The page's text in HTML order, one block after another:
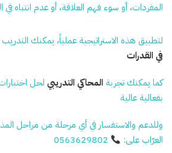
المفردات، أو سوء فهم العلاقة، أو عدم انتباه في
لتطبيق هذه الاستراتيجية عملياً، يمكنك
في القدرات
كما يمكنك تجربة المحاكي التدريبي لحل
بفعالية عالية
وللدعم والاستفسار في أي مرحلة من مراحل
العرّاب على: